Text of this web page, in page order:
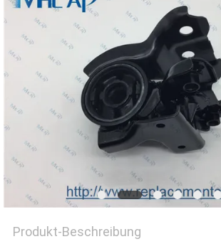
Produkt-Beschreibung